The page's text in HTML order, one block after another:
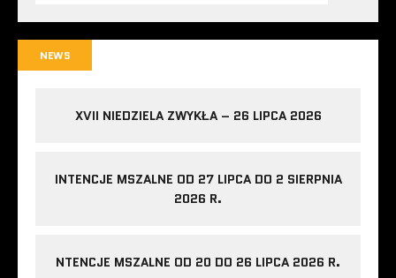
NEWS
XVII NIEDZIELA ZWYKŁA – 26 LIPCA 2026
INTENCJE MSZALNE OD 27 LIPCA DO 2 SIERPNIA
2026 R.
NTENCJE MSZALNE OD 20 DO 26 LIPCA 2026 R.